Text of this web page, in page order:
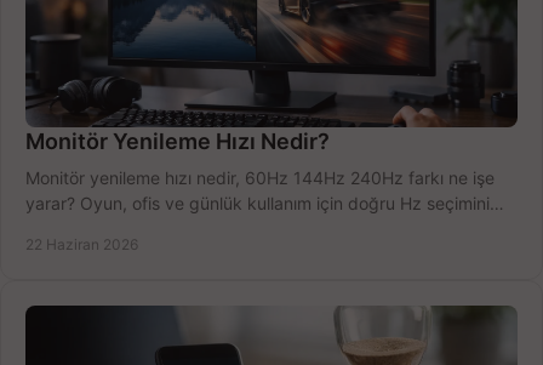
Monitör Yenileme Hızı Nedir?
Monitör yenileme hızı nedir, 60Hz 144Hz 240Hz farkı ne işe
yarar? Oyun, ofis ve günlük kullanım için doğru Hz seçimini
22 Haziran 2026